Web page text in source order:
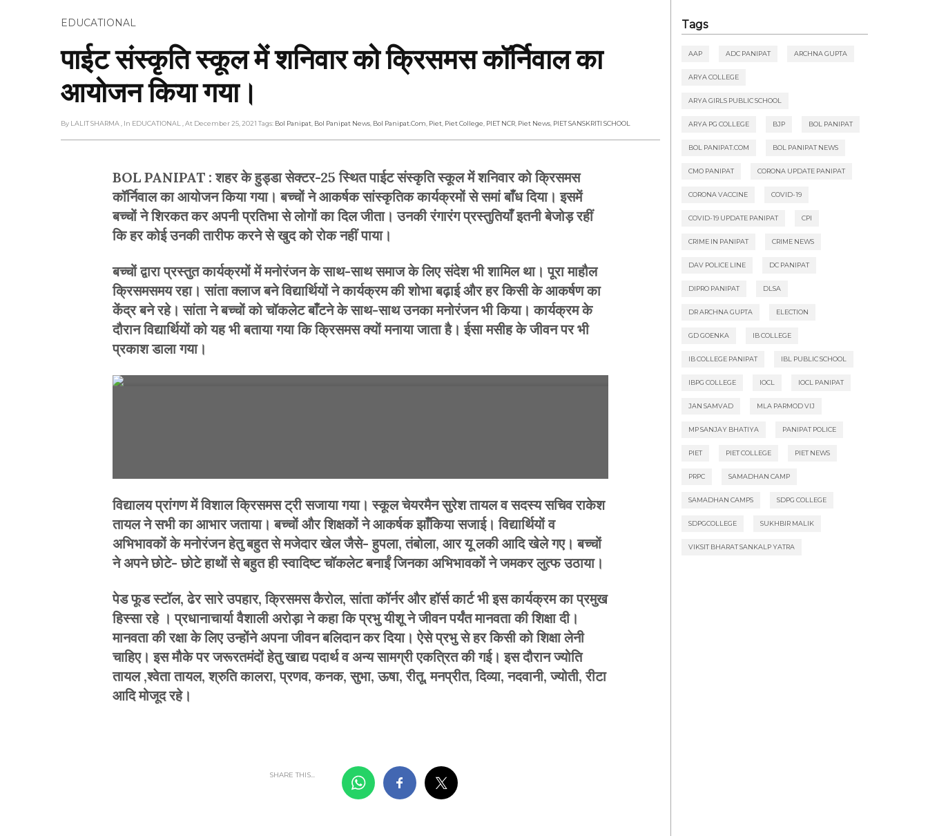
EDUCATIONAL
पाईट संस्कृति स्कूल में शनिवार को क्रिसमस कॉर्निवाल का
आयोजन किया गया।
By LALIT SHARMA , In EDUCATIONAL , At December 25, 2021 Tags: Bol Panipat Bol Panipat News Bol Panipat.com Piet Piet College PIET NCR Piet News PIET SANSKRITI SCHOOL
BOL PANIPAT : शहर के हुड्डा सेक्टर-25 स्थित पाईट संस्कृति स्कूल में शनिवार को क्रिसमस
कॉर्निवाल का आयोजन किया गया। बच्चों ने आकर्षक सांस्कृतिक कार्यक्रमों से समां बांँध दिया। इसमें
बच्चों ने शिरकत कर अपनी प्रतिभा से लोगों का दिल जीता। उनकी रंगारंग प्रस्तुतियांँ इतनी बेजोड़ रहीं
कि हर कोई उनकी तारीफ करने से खुद को रोक नहीं पाया।
बच्चों द्वारा प्रस्तुत कार्यक्रमों में मनोरंजन के साथ-साथ समाज के लिए संदेश भी शामिल था। पूरा माहौल
क्रिसमसमय रहा। सांता क्लाज बने विद्यार्थियों ने कार्यक्रम की शोभा बढ़ाई और हर किसी के आकर्षण का
केंद्र बने रहे। सांता ने बच्चों को चॉकलेट बांँटने के साथ-साथ उनका मनोरंजन भी किया। कार्यक्रम के
दौरान विद्यार्थियों को यह भी बताया गया कि क्रिसमस क्यों मनाया जाता है। ईसा मसीह के जीवन पर भी
प्रकाश डाला गया।
विद्यालय प्रांगण में विशाल क्रिसमस ट्री सजाया गया। स्कूल चेयरमैन सुरेश तायल व सदस्य सचिव राकेश
तायल ने सभी का आभार जताया। बच्चों और शिक्षकों ने आकर्षक झांँकिया सजाई। विद्यार्थियों व
अभिभावकों के मनोरंजन हेतु बहुत से मजेदार खेल जैसे- हुपला, तंबोला, आर यू लकी आदि खेले गए। बच्चों
ने अपने छोटे- छोटे हाथों से बहुत ही स्वादिष्ट चॉकलेट बनाईं जिनका अभिभावकों ने जमकर लुत्फ उठाया।
पेड फूड स्टॉल, ढेर सारे उपहार, क्रिसमस कैरोल, सांता कॉर्नर और हॉर्स कार्ट भी इस कार्यक्रम का प्रमुख
हिस्सा रहे । प्रधानाचार्या वैशाली अरोड़ा ने कहा कि प्रभु यीशू ने जीवन पर्यंत मानवता की शिक्षा दी।
मानवता की रक्षा के लिए उन्होंने अपना जीवन बलिदान कर दिया। ऐसे प्रभु से हर किसी को शिक्षा लेनी
चाहिए। इस मौके पर जरूरतमंदों हेतु खाद्य पदार्थ व अन्य सामग्री एकत्रित की गई। इस दौरान ज्योति
तायल ,श्वेता तायल, श्रुति कालरा, प्रणव, कनक, सुभा, ऊषा, रीतू, मनप्रीत, दिव्या, नदवानी, ज्योती, रीटा
आदि मोजूद रहे।
SHARE THIS...
Tags
AAP ADC PANIPAT ARCHNA GUPTA
ARYA COLLEGE
ARYA GIRLS PUBLIC SCHOOL
ARYA PG COLLEGE BJP BOL PANIPAT
BOL PANIPAT.COM BOL PANIPAT NEWS
CMO PANIPAT CORONA UPDATE PANIPAT
CORONA VACCINE COVID-19
COVID-19 UPDATE PANIPAT CPI
CRIME IN PANIPAT CRIME NEWS
DAV POLICE LINE DC PANIPAT
DIPRO PANIPAT DLSA
DR ARCHNA GUPTA ELECTION
GD GOENKA IB COLLEGE
IB COLLEGE PANIPAT IBL PUBLIC SCHOOL
IBPG COLLEGE IOCL IOCL PANIPAT
JAN SAMVAD MLA PARMOD VIJ
MP SANJAY BHATIYA PANIPAT POLICE
PIET PIET COLLEGE PIET NEWS
PRPC SAMADHAN CAMP
SAMADHAN CAMPS SDPG COLLEGE
SDPGCOLLEGE SUKHBIR MALIK
VIKSIT BHARAT SANKALP YATRA